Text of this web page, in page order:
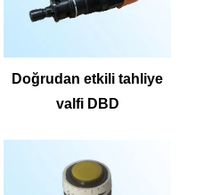
Doğrudan etkili tahliye
valfi DBD